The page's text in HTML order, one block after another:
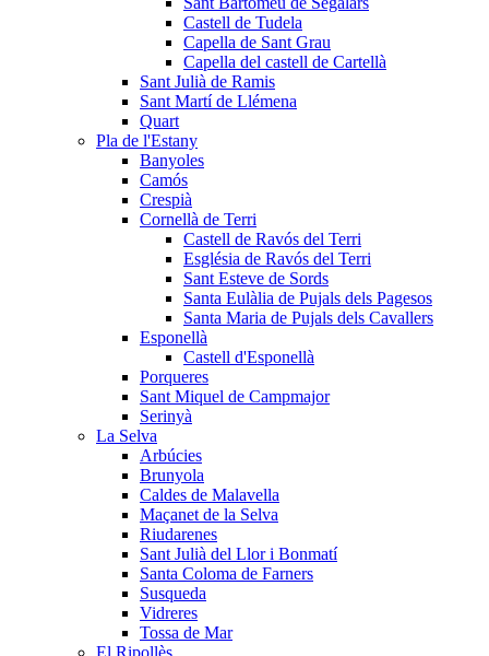
Castell de Tudela
Capella de Sant Grau
Capella del castell de Cartellà
Sant Julià de Ramis
Sant Martí de Llémena
Quart
Pla de l'Estany
Banyoles
Camós
Crespià
Cornellà de Terri
Castell de Ravós del Terri
Església de Ravós del Terri
Sant Esteve de Sords
Santa Eulàlia de Pujals dels Pagesos
Santa Maria de Pujals dels Cavallers
Esponellà
Castell d'Esponellà
Porqueres
Sant Miquel de Campmajor
Serinyà
La Selva
Arbúcies
Brunyola
Caldes de Malavella
Maçanet de la Selva
Riudarenes
Sant Julià del Llor i Bonmatí
Santa Coloma de Farners
Susqueda
Vidreres
Tossa de Mar
El Ripollès